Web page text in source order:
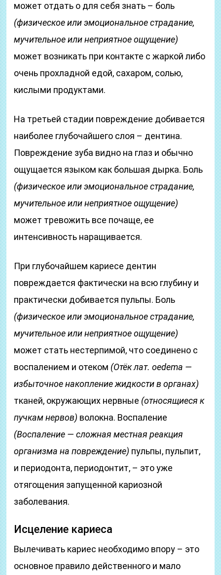
может отдать о для себя знать – боль
(физическое или эмоциональное страдание,
мучительное или неприятное ощущение)
может возникать при контакте с жаркой либо
очень прохладной едой, сахаром, солью,
кислыми продуктами.
На третьей стадии повреждение добивается
наиболее глубочайшего слоя – дентина.
Повреждение зуба видно на глаз и обычно
ощущается языком как большая дырка. Боль
(физическое или эмоциональное страдание,
мучительное или неприятное ощущение)
может тревожить все почаще, ее
интенсивность наращивается.
При глубочайшем кариесе дентин
повреждается фактически на всю глубину и
практически добивается пульпы. Боль
(физическое или эмоциональное страдание,
мучительное или неприятное ощущение)
может стать нестерпимой, что соединено с
воспалением и отеком (Отёк лат. oedema —
избыточное накопление жидкости в органах)
тканей, окружающих нервные (относящиеся к
пучкам нервов) волокна. Воспаление
(Воспаление — сложная местная реакция
организма на повреждение) пульпы, пульпит,
и периодонта, периодонтит, – это уже
отягощения запущенной кариозной
заболевания.
Исцеление кариеса
Вылечивать кариес необходимо впору – это
основное правило действенного и мало